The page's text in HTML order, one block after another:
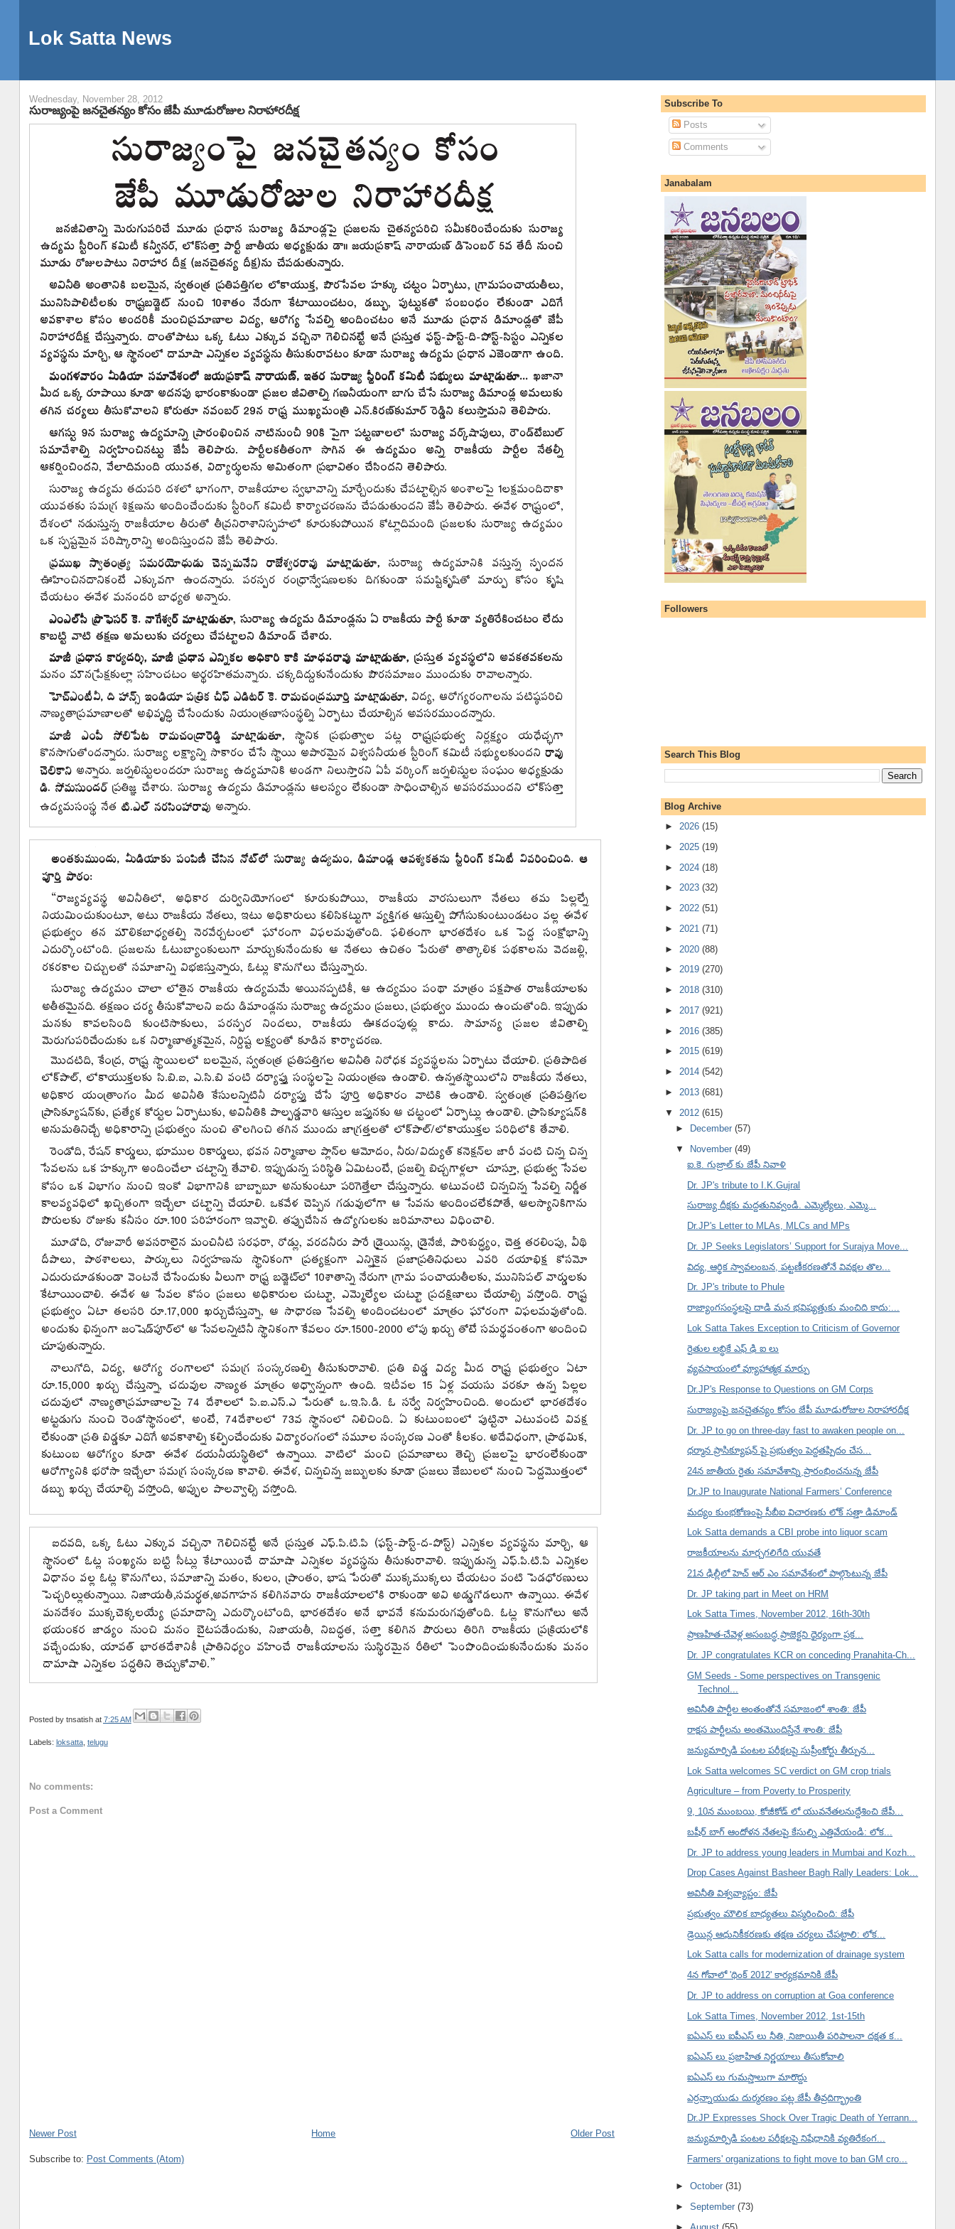
Lok Satta News
Wednesday, November 28, 2012
సురాజ్యంపై జనచైతన్యం కోసం జేపీ మూడురోజుల నిరాహారదీక్ష
Posted by tnsatish at 7:25 AM
Labels: loksatta, telugu
No comments:
Post a Comment
Newer Post Older Post
Home
Subscribe to: Post Comments (Atom)
Subscribe To
Posts
Comments
Janabalam
Followers
Search This Blog
Blog Archive
► 2026 (15)
► 2025 (19)
► 2024 (18)
► 2023 (32)
► 2022 (51)
► 2021 (71)
► 2020 (88)
► 2019 (270)
► 2018 (310)
► 2017 (921)
► 2016 (385)
► 2015 (619)
► 2014 (542)
► 2013 (681)
▼ 2012 (615)
►
December(57)
▼ November(49)
ఐ.కె. గుజ్రాల్ కు జేపీ నివాళి
Dr. JP's tribute to I.K.Gujral
సురాజ్య దీక్షకు మద్దతునివ్వండి. ఎమ్మెల్యేలు, ఎమ్మె...
Dr.JP's Letter to MLAs, MLCs and MPs
Dr. JP Seeks Legislators’ Support for Surajya Move...
విద్య, ఆర్థిక స్వావలంబన, పట్టణీకరణతోనే వివక్షల తొల...
Dr. JP's tribute to Phule
రాజ్యాంగసంస్థలపై దాడి మన భవిష్యత్తుకు మంచిది కాదు:...
Lok Satta Takes Exception to Criticism of Governor
రైతుల లబ్ధికే ఎఫ్ ఢి ఐ లు
వ్యవసాయంలో వ్యూహాత్మక మార్పు
Dr.JP's Response to Questions on GM Corps
సురాజ్యంపై జనచైతన్యం కోసం జేపీ మూడురోజుల నిరాహారదీక్ష
Dr. JP to go on three-day fast to awaken people on...
ధర్మాన ప్రాసిక్యూషన్ పై ప్రభుత్వం పెద్దతప్పిదం చేస...
24న జాతీయ రైతు సమావేశాన్ని ప్రారంభించనున్న జేపీ
Dr.JP to Inaugurate National Farmers’ Conference
మద్యం కుంభకోణంపై సీబీఐ విచారణకు లోక్ సత్తా డిమాండ్
Lok Satta demands a CBI probe into liquor scam
రాజకీయాలను మార్చగలిగేది యువతే
21న ఢిల్లీలో హెచ్ ఆర్ ఎం సమావేశంలో పాల్గొంటున్న జేపీ
Dr. JP taking part in Meet on HRM
Lok Satta Times, November 2012, 16th-30th
ప్రాణహిత-చేవెళ్ల అసంబద్ధ ప్రాజెక్టని ధైర్యంగా ప్రక...
Dr. JP congratulates KCR on conceding Pranahita-Ch...
GM Seeds - Some perspectives on Transgenic
Technol...
అవినీతి పార్టీల అంతంతోనే సమాజంలో శాంతి: జేపీ
రాక్షస పార్టీలను అంతమొందిస్తేనే శాంతి: జేపీ
జన్యుమార్పిడి పంటల పరీక్షలపై సుప్రీంకోర్టు తీర్పున...
Lok Satta welcomes SC verdict on GM crop trials
Agriculture – from Poverty to Prosperity
9, 10న ముంబయి, కోజీకోడ్ లో యువనేతలనుద్దేశించి జేపీ...
బషీర్ బాగ్ ఆందోళన నేతలపై కేసుల్ని ఎత్తివేయండి: లోక...
Dr. JP to address young leaders in Mumbai and Kozh...
Drop Cases Against Basheer Bagh Rally Leaders: Lok...
అవినీతి విశ్వవ్యాప్తం: జేపీ
ప్రభుత్వం మౌలిక బాధ్యతలు విస్మరించింది: జేపీ
డ్రెయిన్ల ఆధునికీకరణకు తక్షణ చర్యలు చేపట్టాలి: లోక...
Lok Satta calls for modernization of drainage system
4న గోవాలో 'థింక్ 2012' కార్యక్రమానికి జేపీ
Dr. JP to address on corruption at Goa conference
Lok Satta Times, November 2012, 1st-15th
ఐఏఎస్ లు ఐపీఎస్ లు నీతి, నిజాయితీ పరిపాలనా దక్షత క...
ఐఏఎస్ లు ప్రజాహిత నిర్ణయాలు తీసుకోవాలి
ఐఏఎస్ లు గుమస్తాలుగా మారొద్దు
ఎర్రన్నాయుడు దుర్మరణం పట్ల జేపీ తీవ్రదిగ్భ్రాంతి
Dr.JP Expresses Shock Over Tragic Death of Yerrann...
జన్యుమార్పిడి పంటల పరీక్షలపై నిషేధానికి వ్యతిరేకంగ...
Farmers' organizations to fight move to ban GM cro...
►October(31)
►September(73)